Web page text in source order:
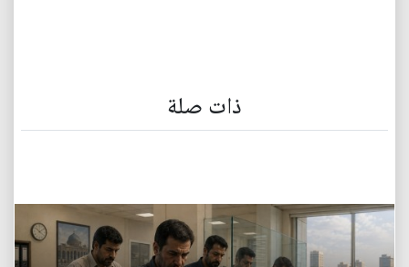
ذات صلة